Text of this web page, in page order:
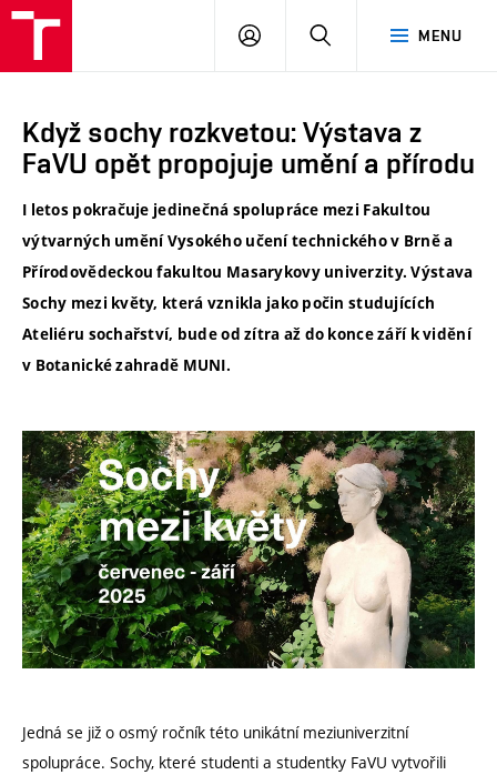
MENU
PŘIHLÁSIT
Když sochy rozkvetou: Výstava z
FaVU opět propojuje umění a přírodu
I letos pokračuje jedinečná spolupráce mezi Fakultou
výtvarných umění Vysokého učení technického v Brně a
Přírodovědeckou fakultou Masarykovy univerzity. Výstava
Sochy mezi květy, která vznikla jako počin studujících
Ateliéru sochařství, bude od zítra až do konce září k vidění
v Botanické zahradě MUNI.
Jedná se již o osmý ročník této unikátní meziuniverzitní
spolupráce. Sochy, které studenti a studentky FaVU vytvořili